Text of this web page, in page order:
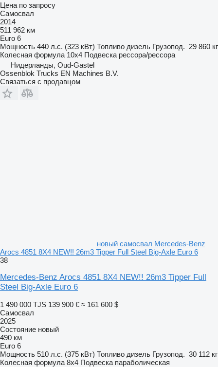
Цена по запросу
Самосвал
2014
511 962 км
Euro 6
Мощность 440 л.с. (323 кВт) Топливо дизель Грузопод. 29 860 кг
Колесная формула 10x4 Подвеска рессора/рессора
Нидерланды, Oud-Gastel
Ossenblok Trucks EN Machines B.V.
Связаться с продавцом
новый самосвал Mercedes-Benz
Arocs 4851 8X4 NEW!! 26m3 Tipper Full Steel Big-Axle Euro 6
38
Mercedes-Benz Arocs 4851 8X4 NEW!! 26m3 Tipper Full
Steel Big-Axle Euro 6
1 490 000 TJS 139 900 € ≈ 161 600 $
Самосвал
2025
Состояние новый
490 км
Euro 6
Мощность 510 л.с. (375 кВт) Топливо дизель Грузопод. 30 112 кг
Колесная формула 8x4 Подвеска параболическая